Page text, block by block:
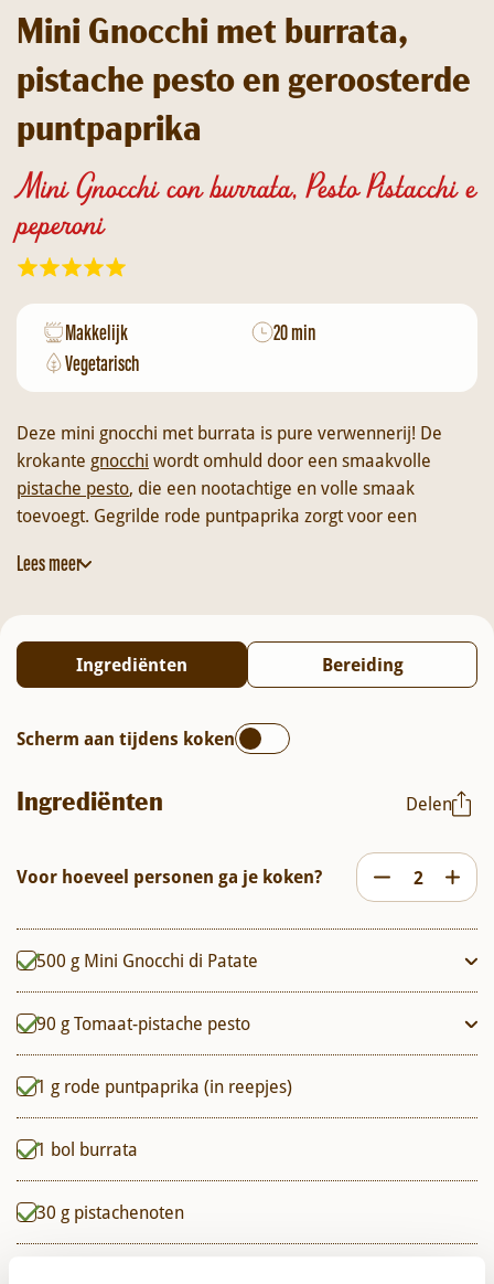
Mini Gnocchi met burrata,
pistache pesto en geroosterde
puntpaprika
Mini Gnocchi con burrata, Pesto Pistacchi e
peperoni
Makkelijk
20 min
Vegetarisch
Deze mini gnocchi met burrata is pure verwennerij! De
krokante gnocchi wordt omhuld door een smaakvolle
pistache pesto, die een nootachtige en volle smaak
toevoegt. Gegrilde rode puntpaprika zorgt voor een
trendy crunch geven. De ster van het gerecht? Romige
Dit gerecht is niet alleen een lust voor het oog, maar ook
een feest voor je smaakpapillen. Laat je verrassen door de
puntpaprika, pesto en burrata!
Lees meer
Ingrediënten Bereiding
Scherm aan tijdens koken
Ingrediënten Delen
Voor hoeveel personen ga je koken?
500 g Mini Gnocchi di Patate
90 gTomaat-pistache pesto
1 g rode puntpaprika (in reepjes)
1 bol burrata
30 g pistachenoten